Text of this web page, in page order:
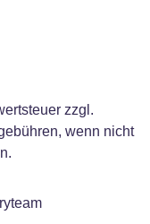
zzgl.
wenn nicht